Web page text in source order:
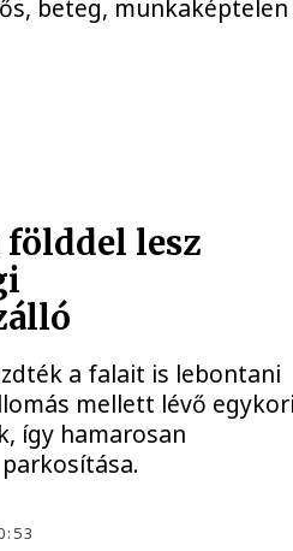
beteg, munkaképtelen
földdel lesz
a falait is lebontani
mellett lévő
így hamarosan